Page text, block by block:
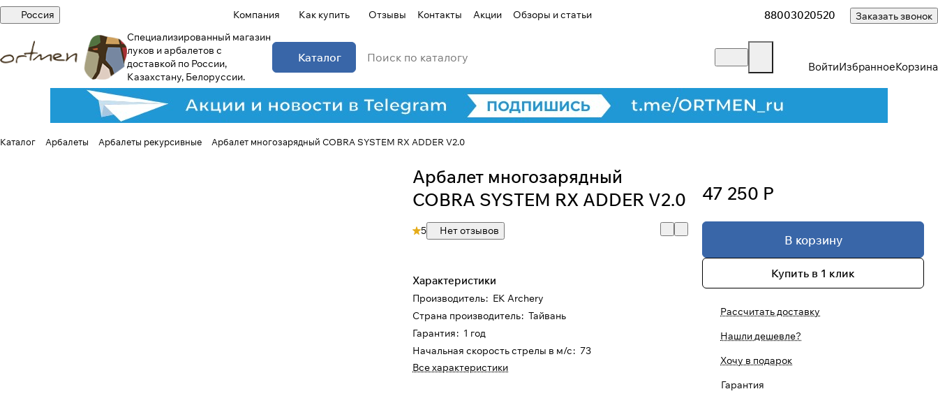
Россия Компания Как купить Отзывы Контакты Акции Обзоры и статьи 88003020520 Заказать звонок
Специализированный магазин
луков и арбалетов с
доставкой по России,
Казахстану, Белоруссии.
Каталог
ВойтиИзбранноеКорзина
Каталог Арбалеты Арбалеты рекурсивные Арбалет многозарядный COBRA SYSTEM RX ADDER V2.0
Арбалет многозарядный
COBRA SYSTEM RX ADDER V2.0
5 Нет отзывов
Характеристики
Производитель: EK Archery
Страна производитель: Тайвань
Гарантия: 1 год
Начальная скорость стрелы в м/с: 73
Все характеристики
47 250 Р
В корзину
Купить в 1 клик
Рассчитать доставку
Нашли дешевле?
Хочу в подарок
Гарантия